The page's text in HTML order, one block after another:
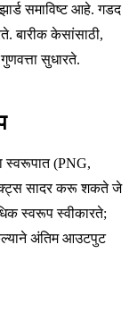
समाविष्ट आहे. गडद
बारीक केसांसाठी,
सुधारते.
स्वरूपात (PNG,
सादर करू शकते जे
स्वरूप स्वीकारते;
अंतिम आउटपुट